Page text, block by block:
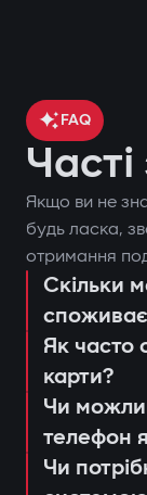
Car;
ведення
Захист
охорони;
або дії
FAQ
Якщо ви не
будь ласка,
отримання
Скільки
Як часто
карти?
Чи
телефон
Чи